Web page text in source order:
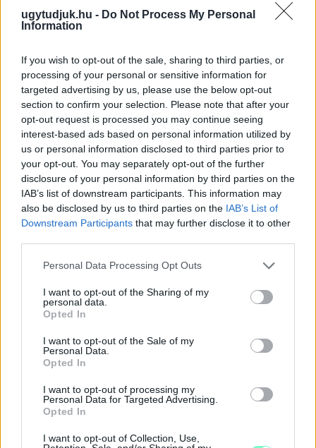
ugytudjuk.hu - Do Not Process My Personal
Information
If you wish to opt-out of the sale, sharing to third parties, or
processing of your personal or sensitive information for
targeted advertising by us, please use the below opt-out
section to confirm your selection. Please note that after your
opt-out request is processed you may continue seeing
interest-based ads based on personal information utilized by
us or personal information disclosed to third parties prior to
your opt-out. You may separately opt-out of the further
disclosure of your personal information by third parties on the
IAB’s list of downstream participants. This information may
also be disclosed by us to third parties on the IAB’s List of
Downstream Participants that may further disclose it to other
Please note that this website/app uses one or more Google
not limited to your visit or usage behaviour. You may click to
grant or deny consent to Google and its third-party tags to
use your data for below specified purposes in below Google
consent section.
Personal Data Processing Opt Outs
I want to opt-out of the Sharing of my
personal data.
Opted In
I want to opt-out of the Sale of my
Personal Data.
Opted In
I want to opt-out of processing my
Personal Data for Targeted Advertising.
Opted In
I want to opt-out of Collection, Use,